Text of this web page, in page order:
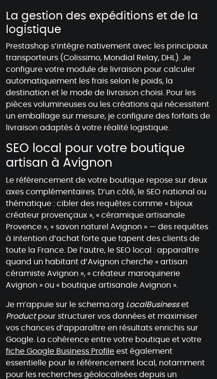
La gestion des expéditions et de la
logistique
Prestashop s’intègre nativement avec les principaux
transporteurs (Colissimo, Mondial Relay, DHL). Je
configure votre module de livraison pour calculer
automatiquement les frais selon le poids, la
destination et le mode de livraison choisi. Pour les
pièces volumineuses ou les créations qui nécessitent
un emballage sur mesure, je configure des forfaits de
livraison adaptés à votre réalité logistique.
SEO local pour votre boutique
artisan à Avignon
Le référencement de votre boutique repose sur deux
axes complémentaires. D’un côté, le SEO national ou
thématique : cibler des requêtes comme « bijoux
créateur provençaux », « céramique artisanale
Provence », « savon naturel Avignon » — des requêtes
à intention d’achat forte que tapent des clients de
toute la France. De l’autre, le SEO local : apparaître
quand un habitant d’Avignon cherche « artisan
céramiste Avignon », « créateur maroquinerie
Avignon » ou « boutique artisanale Avignon ».
Je m’appuie sur le schema.org LocalBusinesset
Productpour structurer vos données et maximiser
vos chances d’apparaître en résultats enrichis sur
Google. La cohérence entre votre boutique et votre
fiche Google Business Profile est également
essentielle pour le référencement local, notamment
pour les recherches géolocalisées depuis un